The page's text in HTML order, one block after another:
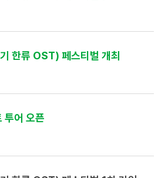
한류 OST) 페스티벌 개최
어 오픈